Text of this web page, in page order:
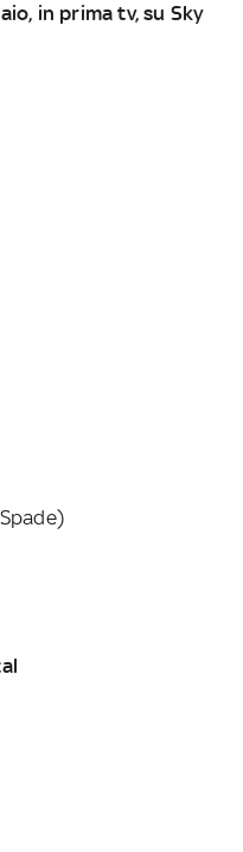
in prima tv, su Sky